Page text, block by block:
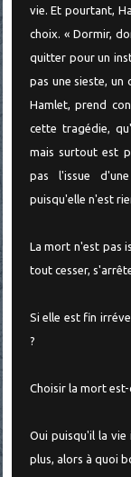
vie. Et pourtant,
choix. « Dormir,
quitter pour un
pas une sieste, un
Hamlet, prend
cette tragédie,
mais surtout est
pas l'issue
puisqu'elle n'est
La mort n'est pas
tout cesser,
Si elle est fin
?
Choisir la mort
Oui puisqu'il la vie
plus, alors à quoi